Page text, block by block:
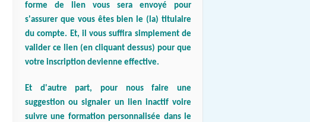
forme de lien vous sera envoyé pour
s'assurer que vous êtes bien le (la) titulaire
du compte. Et, il vous suffira simplement de
valider ce lien (en cliquant dessus) pour que
votre inscription devienne effective.
Et d'autre part, pour nous faire une
suggestion ou signaler un lien inactif voire
suivre une formation personnalisée dans le